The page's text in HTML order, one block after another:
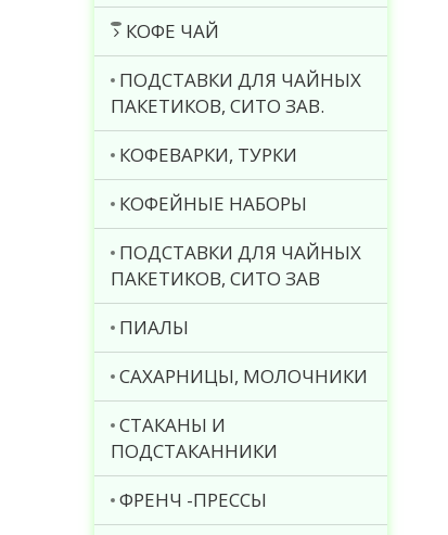
КОФЕ ЧАЙ
ПОДСТАВКИ ДЛЯ ЧАЙНЫХ
ПАКЕТИКОВ, СИТО ЗАВ.
КОФЕВАРКИ, ТУРКИ
КОФЕЙНЫЕ НАБОРЫ
ПОДСТАВКИ ДЛЯ ЧАЙНЫХ
ПАКЕТИКОВ, СИТО ЗАВ
ПИАЛЫ
САХАРНИЦЫ, МОЛОЧНИКИ
СТАКАНЫ И
ПОДСТАКАННИКИ
ФРЕНЧ -ПРЕССЫ